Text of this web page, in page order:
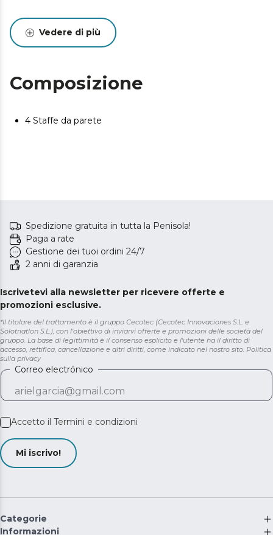
Vedere di più
Composizione
4 Staffe da parete
Spedizione gratuita in tutta la Penisola!
Paga a rate
Gestione dei tuoi ordini 24/7
2 anni di garanzia
Iscrivetevi alla newsletter per ricevere offerte e
promozioni esclusive.
*Il titolare del trattamento è il gruppo Cecotec (Cecotec Innovaciones S.L. e
Solotriatlon S.L.), con l'obiettivo di inviarvi offerte e promozioni delle società del
gruppo. La base di legittimità è il consenso esplicito e l'utente ha il diritto di
accesso, rettifica, cancellazione e altri diritti, come indicato nel nostro sito. Politica
sulla privacy
Correo electrónico
Accetto il Termini e condizioni
Mi iscrivo!
Categorie
Informazioni